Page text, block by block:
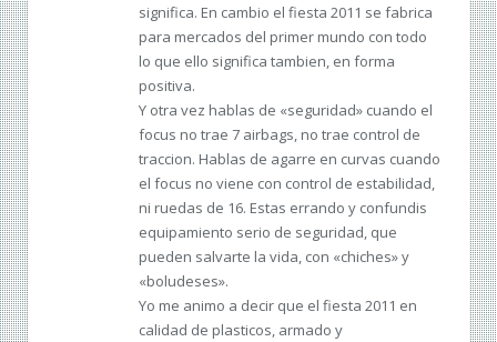
significa. En cambio el fiesta 2011 se fabrica
para mercados del primer mundo con todo
lo que ello significa tambien, en forma
positiva.
Y otra vez hablas de «seguridad» cuando el
focus no trae 7 airbags, no trae control de
traccion. Hablas de agarre en curvas cuando
el focus no viene con control de estabilidad,
ni ruedas de 16. Estas errando y confundis
equipamiento serio de seguridad, que
pueden salvarte la vida, con «chiches» y
«boludeses».
Yo me animo a decir que el fiesta 2011 en
calidad de plasticos, armado y